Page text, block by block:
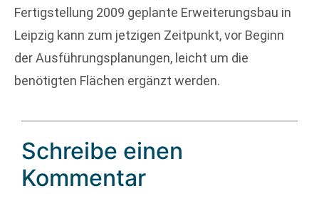
Fertigstellung 2009 geplante Erweiterungsbau in
Leipzig kann zum jetzigen Zeitpunkt, vor Beginn
der Ausführungsplanungen, leicht um die
benötigten Flächen ergänzt werden.
Schreibe einen
Kommentar